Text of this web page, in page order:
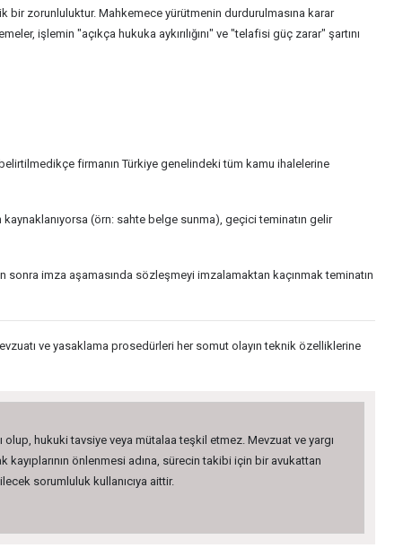
bir zorunluluktur. Mahkemece yürütmenin durdurulmasına karar
işlemin "açıkça hukuka aykırılığını" ve "telafisi güç zarar" şartını
firmanın Türkiye genelindeki tüm kamu ihalelerine
kaynaklanıyorsa (örn: sahte belge sunma), geçici teminatın gelir
imza aşamasında sözleşmeyi imzalamaktan kaçınmak teminatın
ve yasaklama prosedürleri her somut olayın teknik özelliklerine
hukuki tavsiye veya mütalaa teşkil etmez. Mevzuat ve yargı
önlenmesi adına, sürecin takibi için bir avukattan
sorumluluk kullanıcıya aittir.